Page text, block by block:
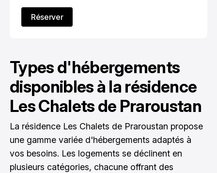
Réserver
Types d'hébergements
disponibles à la résidence
Les Chalets de Praroustan
La résidence Les Chalets de Praroustan propose
une gamme variée d'hébergements adaptés à
vos besoins. Les logements se déclinent en
plusieurs catégories, chacune offrant des